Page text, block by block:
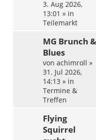
3. Aug 2026,
13:01 » in
Teilemarkt
MG Brunch &
Blues
von achimroll »
31. Jul 2026,
14:13 » in
Termine &
Treffen
Flying
Squirrel